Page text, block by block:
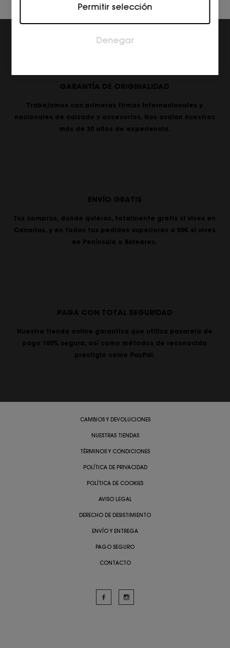
GARANTÍA DE ORIGINALIDAD
Trabajamos con primeras firmas internacionales y
nacionales de calzado y accesorios. Nos avalan nuestros
más de 30 años de experiencia.
ENVÍO GRATIS
Tus compras, donde quieras, totalmente gratis si vives en
Canarias, y en todos tus pedidos superiores a 50€ si vives
en Península o Baleares.
PAGA CON TOTAL SEGURIDAD
Nuestra tienda online garantiza que utiliza pasarela de
pago 100% segura, así como métodos de reconocido
prestigio como PayPal.
CAMBIOS Y DEVOLUCIONES
NUESTRAS TIENDAS
TÉRMINOS Y CONDICIONES
POLÍTICA DE PRIVACIDAD
POLÍTICA DE COOKIES
AVISO LEGAL
DERECHO DE DESISTIMIENTO
ENVÍO Y ENTREGA
PAGO SEGURO
CONTACTO
los visitantes con las páginas web reuniendo y
mostrar anuncios relevantes y atractivos para el
usuario individual, y por lo tanto, más valiosos para
Permitir selección
Denegar